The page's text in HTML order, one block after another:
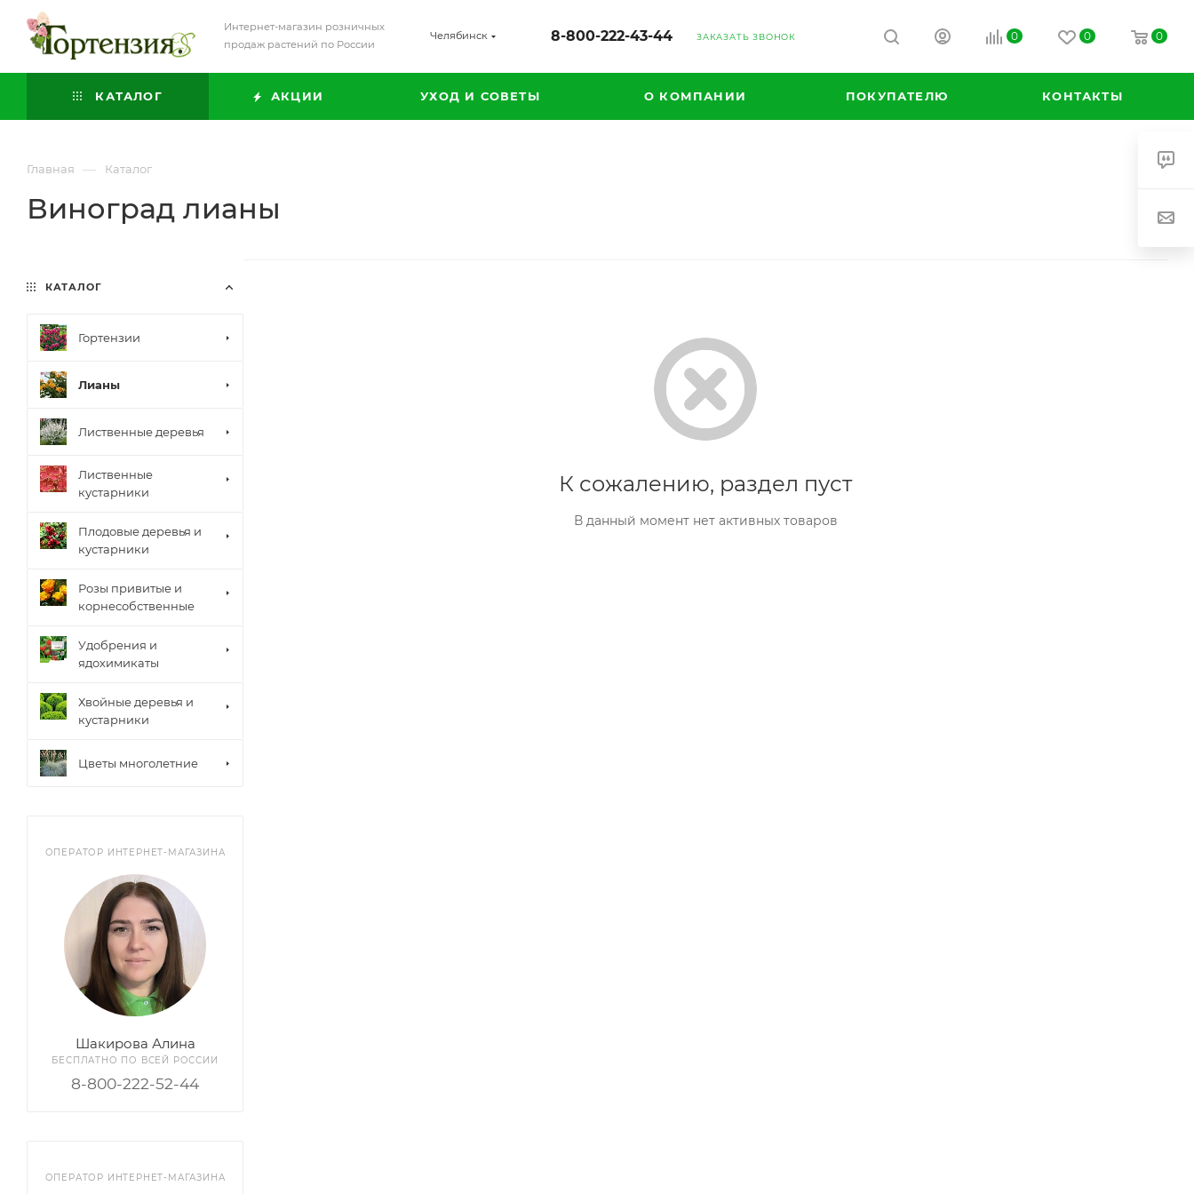
Интернет-магазин розничных
продаж растений по России
Челябинск 8-800-222-43-44 ЗАКАЗАТЬ ЗВОНОК 0 0 0
КАТАЛОГ АКЦИИ УХОД И СОВЕТЫ О КОМПАНИИ ПОКУПАТЕЛЮ КОНТАКТЫ
Главная — Каталог
Виноград лианы
К сожалению, раздел пуст
В данный момент нет активных товаров
КАТАЛОГ
Гортензии
Лианы
Лиственные деревья
Лиственные
кустарники
Плодовые деревья и
кустарники
Розы привитые и
корнесобственные
Удобрения и
ядохимикаты
Хвойные деревья и
кустарники
Цветы многолетние
ОПЕРАТОР ИНТЕРНЕТ-МАГАЗИНА
Шакирова Алина
БЕСПЛАТНО ПО ВСЕЙ РОССИИ
8-800-222-52-44
ОПЕРАТОР ИНТЕРНЕТ-МАГАЗИНА